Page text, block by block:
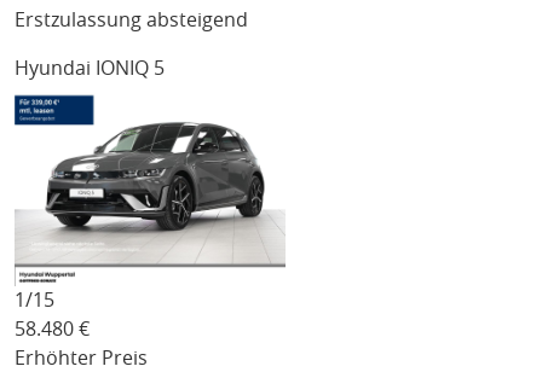
Erstzulassung absteigend
Hyundai IONIQ 5
1/15
58.480 €
Erhöhter Preis